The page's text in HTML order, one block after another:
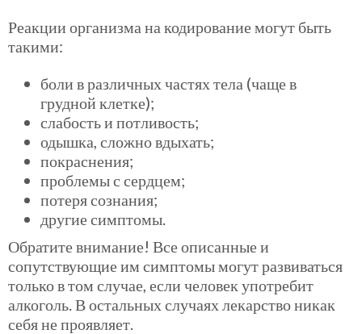
Реакции организма на кодирование могут быть
такими:
боли в различных частях тела (чаще в
грудной клетке);
слабость и потливость;
одышка, сложно вдыхать;
покраснения;
проблемы с сердцем;
потеря сознания;
другие симптомы.
Обратите внимание! Все описанные и
сопутствующие им симптомы могут развиваться
только в том случае, если человек употребит
алкоголь. В остальных случаях лекарство никак
себя не проявляет.